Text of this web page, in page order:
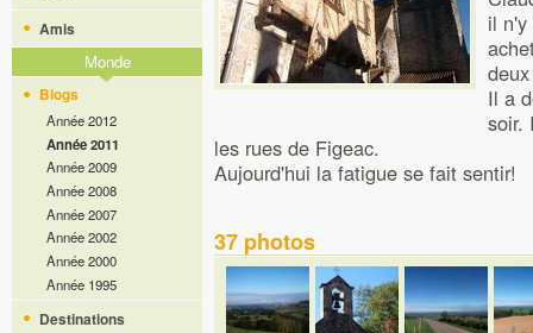
Amis
Monde
Blogs
Année 2012
Année 2011
Année 2009
Année 2008
Année 2007
Année 2002
Année 2000
Année 1995
Destinations
il
Il a
soir.
les rues de Figeac.
Aujourd'hui la fatigue se fait sentir!
37 photos